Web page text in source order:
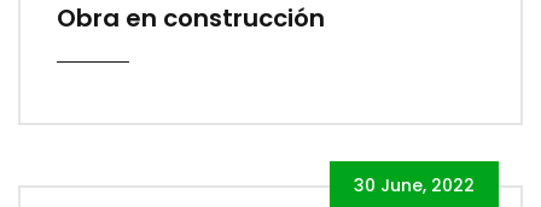
Obra en construcción
30 June, 2022